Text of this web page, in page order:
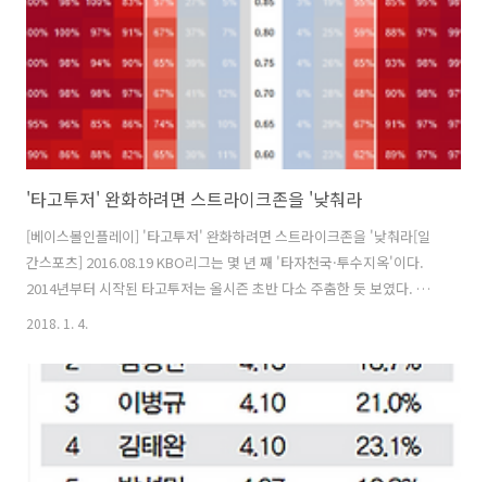
를 보인다. 타고시즌에는 풀카운트가 많고 타저시즌에는 적다...
'타고투저' 완화하려면 스트라이크존을 '낮춰라
[베이스볼인플레이] '타고투저' 완화하려면 스트라이크존을 '낮춰라[일
간스포츠] 2016.08.19 KBO리그는 몇 년 째 '타자천국·투수지옥'이다.
2014년부터 시작된 타고투저는 올시즌 초반 다소 주춤한 듯 보였다. 하
지만 시즌 중반을 넘으며 다시 배트가 불을 뿜었다. 경기당 득점은 역대
도 있지만 정도를 넘으면 단점이 된다. 경기시간이 너무 길어지고 투수의
보호와 성장에 나쁜 영향을 준다. 바다 건너 미국 메이저리그(ML)에서는
양상이 반대다. 2000년대 들어 경기당 득점이 점점 즐어들더니 급기야
2014년에는 4.07점까지 떨어졌다. 1981년(4.0점) 이후 33년 만에 최저
였다. 그들의 고민은 너무 적은 득점이었고, 다양한..
2018. 1. 4.